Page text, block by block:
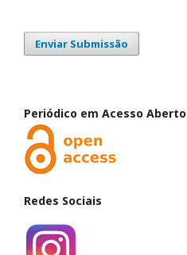
Enviar Submissão
Periódico em Acesso Aberto
Redes Sociais